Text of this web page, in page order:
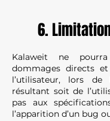
6.
Kalaweit ne
dommages directs
l’utilisateur, lors de
résultant soit de
pas aux
l’apparition d’un bug